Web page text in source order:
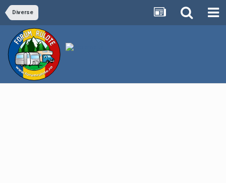
Diverse